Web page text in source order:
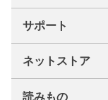
サポート
ネットストア
読みもの